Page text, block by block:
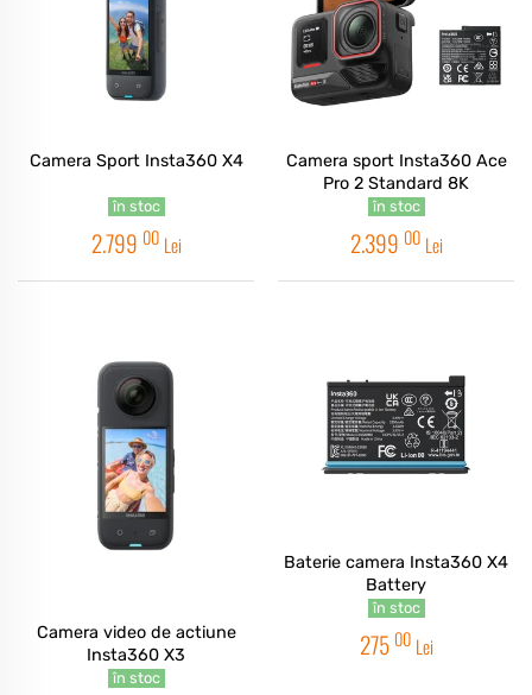
Camera Sport Insta360 X4
în stoc
2.799 00 Lei
Camera sport Insta360 Ace
Pro 2 Standard 8K
în stoc
2.399 00 Lei
Camera video de actiune
Insta360 X3
în stoc
Baterie camera Insta360 X4
Battery
în stoc
275 00 Lei